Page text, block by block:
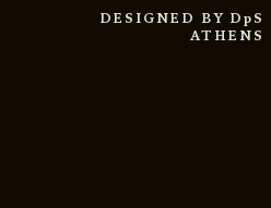
DESIGNED BY DpS
ATHENS